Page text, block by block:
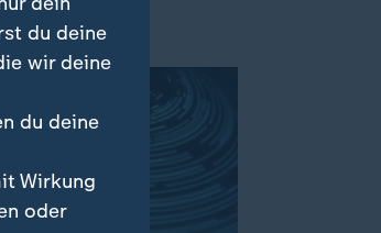
du deine
wir deine
du deine
Wirkung
oder